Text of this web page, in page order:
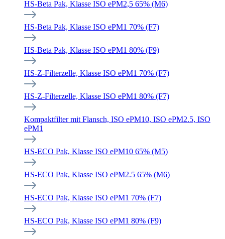
HS-Beta Pak, Klasse ISO ePM2,5 65% (M6)
HS-Beta Pak, Klasse ISO ePM1 70% (F7)
HS-Beta Pak, Klasse ISO ePM1 80% (F9)
HS-Z-Filterzelle, Klasse ISO ePM1 70% (F7)
HS-Z-Filterzelle, Klasse ISO ePM1 80% (F7)
Kompaktfilter mit Flansch, ISO ePM10, ISO ePM2.5, ISO
ePM1
HS-ECO Pak, Klasse ISO ePM10 65% (M5)
HS-ECO Pak, Klasse ISO ePM2.5 65% (M6)
HS-ECO Pak, Klasse ISO ePM1 70% (F7)
HS-ECO Pak, Klasse ISO ePM1 80% (F9)